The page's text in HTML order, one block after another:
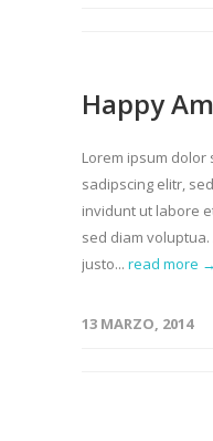
Happy
Lorem ipsum dolor
sadipscing elitr,
invidunt ut labore
sed diam
justo... read more →
13 MARZO, 2014